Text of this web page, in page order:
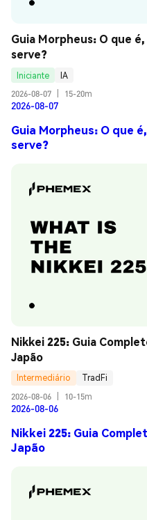
Guia Morpheus: O que
serve?
Iniciante
IA
2026-08-07
15-20m
2026-08-07
Guia Morpheus: O que
serve?
Nikkei 225: Guia
Japão
Intermediário
TradFi
2026-08-06
10-15m
2026-08-06
Nikkei 225: Guia
Japão